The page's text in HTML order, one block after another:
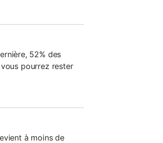
52% des
pourrez rester
à moins de